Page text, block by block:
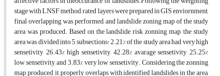
stage with LNSF method, rated layers were prepared in GIS enviornment,
final overlapping was performed, and landslide zoning map of the study
area was produced. Based on the landslide risk zonning map, the study
area was divided into 5 subsections: 2.21% of the study area had very high
sensetivity, 26.43% high sensetivity, 42.28% avarage sensetivity, 25.25%
low sensetivity, and 3.83% very low sensetivity. Considering the zonning
map produced, it properly overlaps with identified landslides in the area,